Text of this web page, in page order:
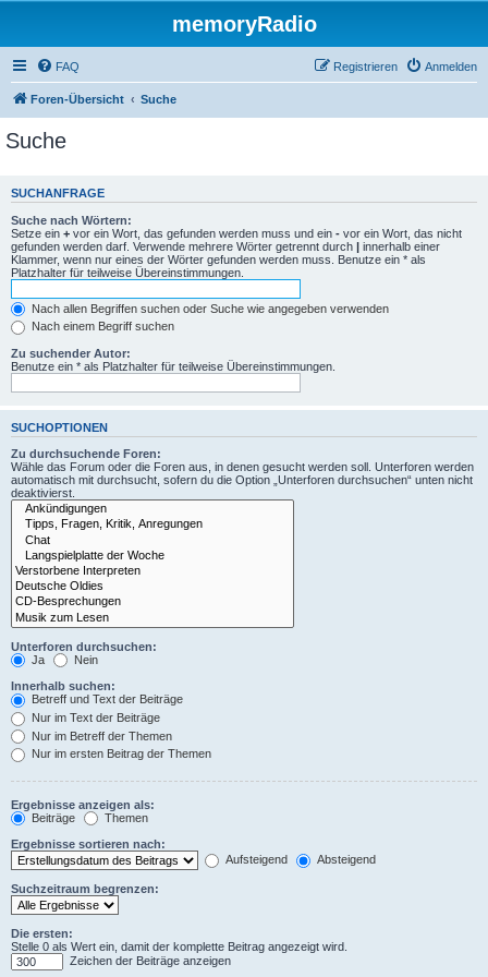
memoryRadio
FAQ Anmelden
Registrieren
Foren-Übersicht Suche
Suche
SUCHANFRAGE
Suche nach Wörtern:
Setze ein + vor ein Wort, das gefunden werden muss und ein - vor ein Wort, das nicht
gefunden werden darf. Verwende mehrere Wörter getrennt durch | innerhalb einer
Klammer, wenn nur eines der Wörter gefunden werden muss. Benutze ein * als
Platzhalter für teilweise Übereinstimmungen.
Nach allen Begriffen suchen oder Suche wie angegeben verwenden
Nach einem Begriff suchen
Zu suchender Autor:
Benutze ein * als Platzhalter für teilweise Übereinstimmungen.
SUCHOPTIONEN
Zu durchsuchende Foren:
Wähle das Forum oder die Foren aus, in denen gesucht werden soll. Unterforen werden
automatisch mit durchsucht, sofern du die Option „Unterforen durchsuchen“ unten nicht
deaktivierst.
Unterforen durchsuchen:
Ja
Nein
Innerhalb suchen:
Betreff und Text der Beiträge
Nur im Text der Beiträge
Nur im Betreff der Themen
Nur im ersten Beitrag der Themen
Ergebnisse anzeigen als:
Beiträge
Themen
Ergebnisse sortieren nach:
Aufsteigend
Absteigend
Suchzeitraum begrenzen:
Die ersten:
Stelle 0 als Wert ein, damit der komplette Beitrag angezeigt wird.
Zeichen der Beiträge anzeigen